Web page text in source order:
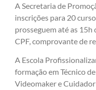
A Secretaria de
inscrições para 20
prosseguem até as 15h
CPF, comprovante de
A Escola
formação em Técnico
Videomaker e